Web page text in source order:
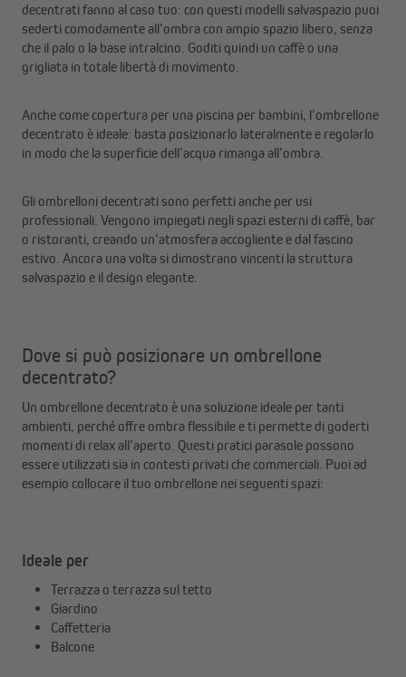
decentrati fanno al caso tuo: con questi modelli salvaspazio puoi
sederti comodamente all’ombra con ampio spazio libero, senza
che il palo o la base intralcino. Goditi quindi un caffè o una
grigliata in totale libertà di movimento.
Anche come copertura per una piscina per bambini, l’ombrellone
decentrato è ideale: basta posizionarlo lateralmente e regolarlo
in modo che la superficie dell’acqua rimanga all’ombra.
Gli ombrelloni decentrati sono perfetti anche per usi
professionali. Vengono impiegati negli spazi esterni di caffè, bar
o ristoranti, creando un’atmosfera accogliente e dal fascino
estivo. Ancora una volta si dimostrano vincenti la struttura
salvaspazio e il design elegante.
Dove si può posizionare un ombrellone
decentrato?
Un ombrellone decentrato è una soluzione ideale per tanti
ambienti, perché offre ombra flessibile e ti permette di goderti
momenti di relax all’aperto. Questi pratici parasole possono
essere utilizzati sia in contesti privati che commerciali. Puoi ad
esempio collocare il tuo ombrellone nei seguenti spazi:
Ideale per
Terrazza o terrazza sul tetto
Giardino
Caffetteria
Balcone